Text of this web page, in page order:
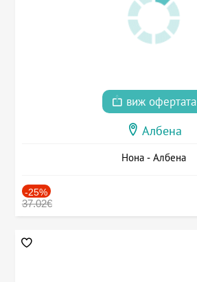
виж офертата
Албена
Нона - Албена
-25%
37.02€